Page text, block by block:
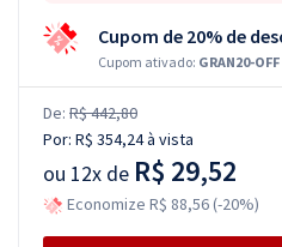
Cupom de 20% de
Cupom ativado: GRAN20-OFF
De: R$ 442,80
Por: R$ 354,24à vista
ou 12x de R$ 29,52
Economize R$ 88,56 (-20%)